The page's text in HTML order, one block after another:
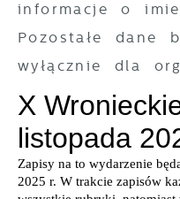
informacje o
Pozostałe dane
wyłącznie dla